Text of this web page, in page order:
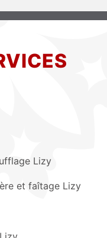
Lizy
et faîtage Lizy